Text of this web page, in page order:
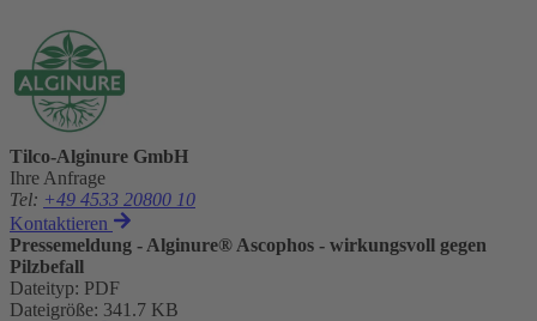
Tilco-Alginure GmbH
Ihre Anfrage
Tel: +49 4533 20800 10
Kontaktieren
Pressemeldung - Alginure® Ascophos - wirkungsvoll gegen
Pilzbefall
Dateityp: PDF
Dateigröße: 341.7 KB